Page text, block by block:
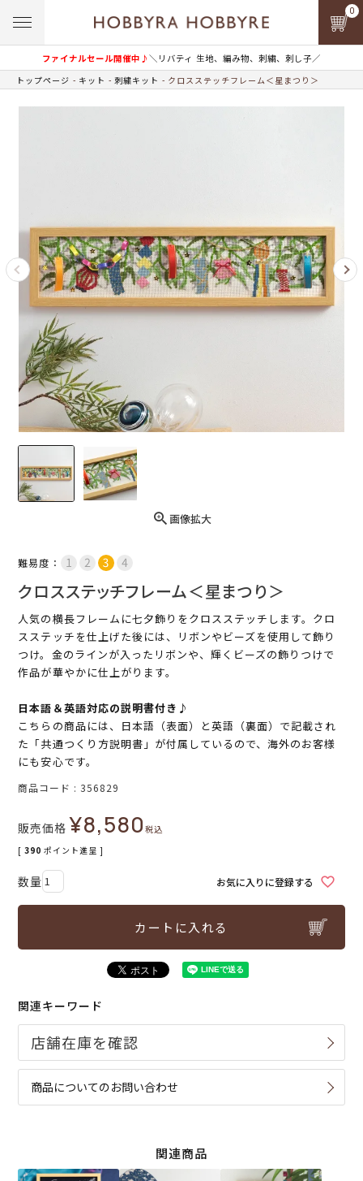
ファイナルセール開催中♪＼リバティ 生地、編み物、刺繍、刺し子／
0
トップページ キット 刺繍キット クロスステッチフレーム＜星まつり＞
画像拡大
難易度：
クロスステッチフレーム＜星まつり＞
人気の横長フレームに七夕飾りをクロスステッチします。クロ
スステッチを仕上げた後には、リボンやビーズを使用して飾り
つけ。金のラインが入ったリボンや、輝くビーズの飾りつけで
作品が華やかに仕上がります。
日本語＆英語対応の説明書付き♪
こちらの商品には、日本語（表面）と英語（裏面）で記載され
た「共通つくり方説明書」が付属しているので、海外のお客様
にも安心です。
商品コード 356829
販売価格 ¥8,580税込
[ 390 ポイント進呈 ]
お気に入りに登録する
カートに入れる
関連キーワード
商品についてのお問い合わせ
関連商品